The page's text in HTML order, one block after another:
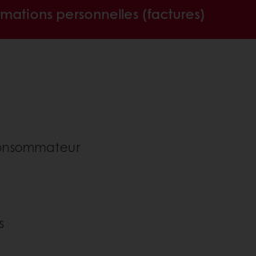
personnelles (factures)